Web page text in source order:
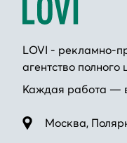
LOVI - рекламно-
агентство полного
Каждая работа —
Москва,